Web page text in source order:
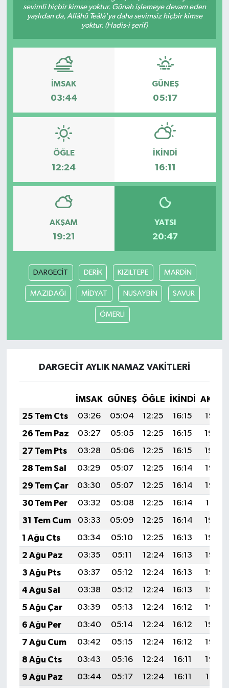
sevimli hiçbir kimse yoktur. Günah işlemeye devam eden
yaşlıdan da, Allâhü Teâlâ'ya daha sevimsiz hiçbir kimse
yoktur. (Hadis-i şerif)
İMSAK
03:44
GÜNEŞ
05:17
ÖĞLE
12:24
İKINDI
16:11
AKŞAM
19:21
YATSI
20:47
DARGECİT DERİK KIZILTEPE MARDİN
MAZIDAĞI MİDYAT NUSAYBİN SAVUR
ÖMERLİ
DARGECİT AYLIK NAMAZ VAKITLERI
İMSAK GÜNEŞ ÖĞLE İKINDI
25 Tem Cts
03:26 05:04 12:25 16:15
19:35
26 Tem Paz
03:27 05:05 12:25 16:15
19:34
27 Tem Pts
03:28 05:06 12:25 16:15
19:34
28 Tem Sal
03:29 05:07 12:25 16:14
19:33
29 Tem Çar
03:30 05:07 12:25 16:14
19:32
30 Tem Per
03:32 05:08 12:25 16:14
19:31
31 Tem Cum
03:33 05:09 12:25 16:14
19:30
1 Ağu Cts
03:34 05:10 12:25 16:13
19:29
2 Ağu Paz
03:35 05:11 12:24 16:13
19:28
3 Ağu Pts
03:37 05:12 12:24 16:13
19:27
4 Ağu Sal
03:38 05:12 12:24 16:13
19:26
5 Ağu Çar
03:39 05:13 12:24 16:12
19:25
6 Ağu Per
03:40 05:14 12:24 16:12
19:24
7 Ağu Cum
03:42 05:15 12:24 16:12
19:23
8 Ağu Cts
03:43 05:16 12:24 16:11
19:22
9 Ağu Paz
03:44 05:17 12:24 16:11
19:21